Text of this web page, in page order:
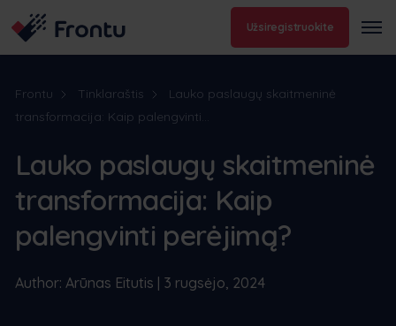
Užsiregistruokite
Frontu Tinklaraštis
Lauko paslaugų skaitmeninė
transformacija: Kaip palengvinti...
Lauko paslaugų skaitmeninė
transformacija: Kaip
palengvinti perėjimą?
Author: Arūnas Eitutis | 3 rugsėjo, 2024